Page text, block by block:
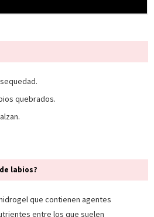
quebrados.
labios?
que contienen agentes
entre los que suelen